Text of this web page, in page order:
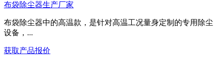
布袋除尘器生产厂家
布袋除尘器中的高温款，是针对高温工况量身定制的专用除尘
设备，...
获取产品报价